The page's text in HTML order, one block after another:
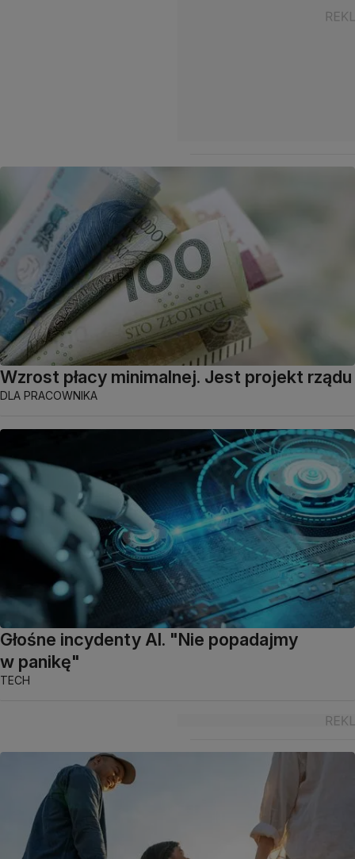
Wzrost płacy minimalnej. Jest projekt rządu
DLA PRACOWNIKA
Głośne incydenty AI. "Nie popadajmy
w panikę"
TECH